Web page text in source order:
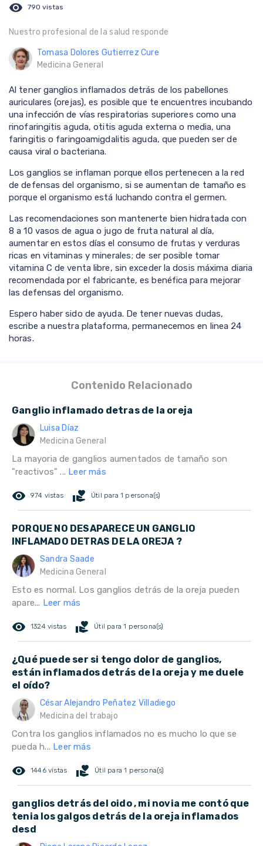
visibility 790 vistas
Nuestro profesional de la salud responde
Tomasa Dolores Gutierrez Cure
Medicina General
Al tener ganglios inflamados detrás de los pabellones
auriculares (orejas), es posible que te encuentres incubando
una infección de vías respiratorias superiores como una
rinofaringitis aguda, otitis aguda externa o media, una
faringitis o faringoamigdalitis aguda, que pueden ser de
causa viral o bacteriana.
Los ganglios se inflaman porque ellos pertenecen a la red
de defensas del organismo, si se aumentan de tamaño es
porque el organismo está luchando contra el germen.
Las recomendaciones son mantenerte bien hidratada con
8 a 10 vasos de agua o jugo de fruta natural al día,
aumentar en estos días el consumo de frutas y verduras
ricas en vitaminas y minerales; de ser posible tomar
vitamina C de venta libre, sin exceder la dosis máxima diaria
recomendada por el fabricante, es benéfica para mejorar
las defensas del organismo.
Espero haber sido de ayuda. De tener nuevas dudas,
escribe a nuestra plataforma, permanecemos en linea 24
horas.
Contenido Relacionado
Ganglio inflamado detras de la oreja
Luisa Díaz
Medicina General
La mayoria de ganglios aumentados de tamaño son
"reactivos" ... Leer más
remove_red_eye 974 vistas volunteer_activism Útil para 1 persona(s)
PORQUE NO DESAPARECE UN GANGLIO
INFLAMADO DETRAS DE LA OREJA ?
Sandra Saade
Medicina General
Esto es normal. Los ganglios detrás de la oreja pueden
apare... Leer más
remove_red_eye 1324 vistas volunteer_activism Útil para 1 persona(s)
¿Qué puede ser si tengo dolor de ganglios,
están inflamados detrás de la oreja y me duele
el oído?
César Alejandro Peñatez Villadiego
Medicina del trabajo
Contra los ganglios inflamados no es mucho lo que se
pueda h... Leer más
remove_red_eye 1446 vistas volunteer_activism Útil para 1 persona(s)
ganglios detrás del oido , mi novia me contó que
tenia los galgos detrás de la oreja inflamados
desd